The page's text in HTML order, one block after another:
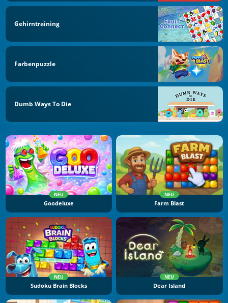
Gehirntraining
Farbenpuzzle
Dumb Ways To Die
NEU
Goodeluxe
NEU
Farm Blast
NEU
Sudoku Brain Blocks
NEU
Dear Island